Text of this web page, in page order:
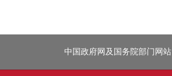
中国政府网及国务院部门网站